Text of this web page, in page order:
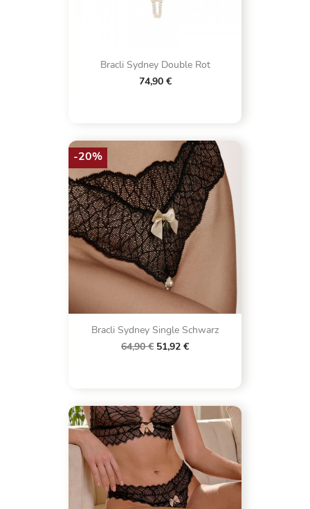
Bracli Sydney Double Rot
74,90 €
Bracli Sydney Single Schwarz
64,90 € 51,92 €
-20%